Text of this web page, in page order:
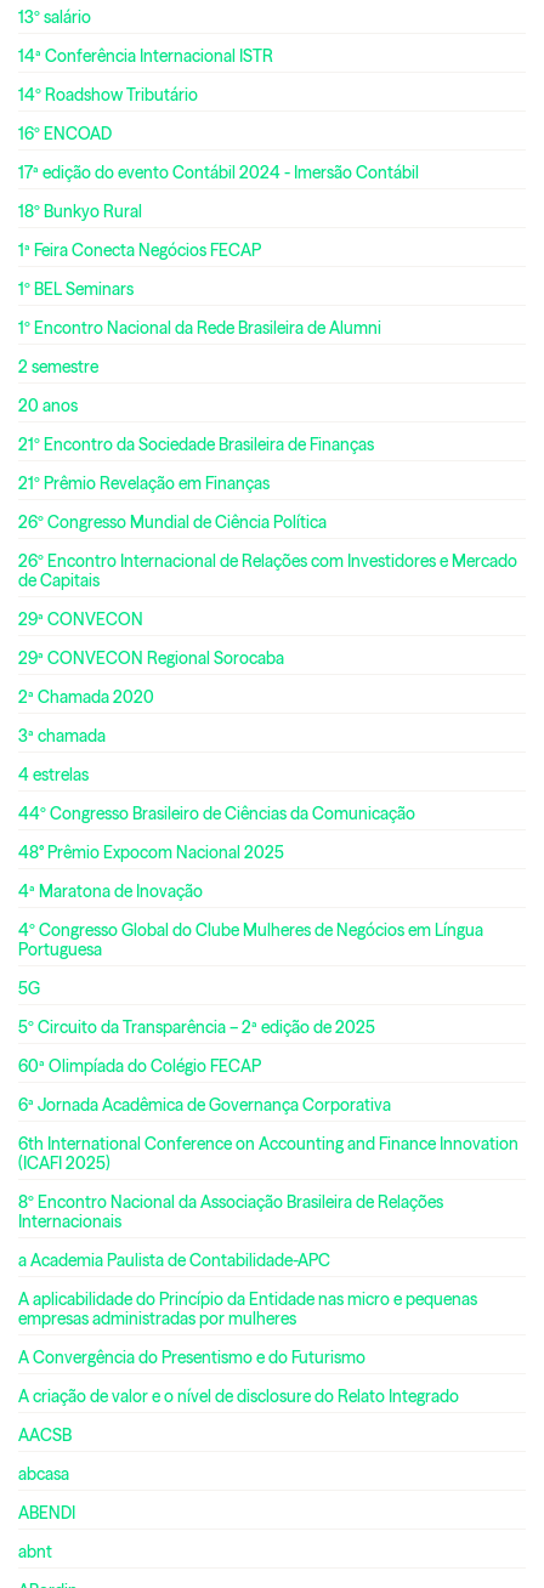
13º salário
14ª Conferência Internacional ISTR
14º Roadshow Tributário
16º ENCOAD
17ª edição do evento Contábil 2024 - Imersão Contábil
18º Bunkyo Rural
1ª Feira Conecta Negócios FECAP
1º BEL Seminars
1º Encontro Nacional da Rede Brasileira de Alumni
2 semestre
20 anos
21º Encontro da Sociedade Brasileira de Finanças
21º Prêmio Revelação em Finanças
26º Congresso Mundial de Ciência Política
26º Encontro Internacional de Relações com Investidores e Mercado
de Capitais
29ª CONVECON
29ª CONVECON Regional Sorocaba
2ª Chamada 2020
3ª chamada
4 estrelas
44º Congresso Brasileiro de Ciências da Comunicação
48° Prêmio Expocom Nacional 2025
4ª Maratona de Inovação
4º Congresso Global do Clube Mulheres de Negócios em Língua
Portuguesa
5G
5º Circuito da Transparência – 2ª edição de 2025
60ª Olimpíada do Colégio FECAP
6ª Jornada Acadêmica de Governança Corporativa
6th International Conference on Accounting and Finance Innovation
(ICAFI 2025)
8º Encontro Nacional da Associação Brasileira de Relações
Internacionais
a Academia Paulista de Contabilidade-APC
A aplicabilidade do Princípio da Entidade nas micro e pequenas
empresas administradas por mulheres
A Convergência do Presentismo e do Futurismo
A criação de valor e o nível de disclosure do Relato Integrado
AACSB
abcasa
ABENDI
abnt